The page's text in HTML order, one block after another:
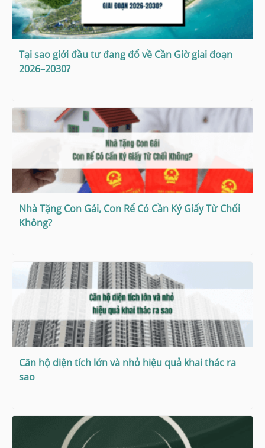
Tại sao giới đầu tư đang đổ về Cần Giờ giai đoạn
2026–2030?
Nhà Tặng Con Gái, Con Rể Có Cần Ký Giấy Từ Chối
Không?
Căn hộ diện tích lớn và nhỏ hiệu quả khai thác ra
sao